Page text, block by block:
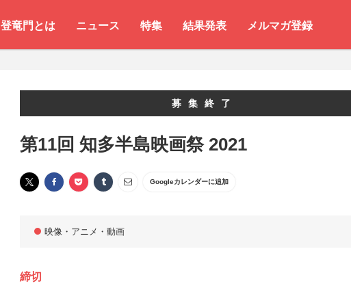
登竜門とは ニュース 特集 結果発表 メルマガ登録
募集終了
第11回 知多半島映画祭 2021
Googleカレンダーに追加
映像・アニメ・動画
締切